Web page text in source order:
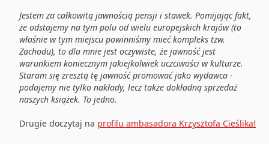
Jestem za całkowitą jawnością pensji i stawek. Pomijając fakt,
że odstajemy na tym polu od wielu europejskich krajów (to
właśnie w tym miejscu powinniśmy mieć kompleks tzw.
Zachodu), to dla mnie jest oczywiste, że jawność jest
warunkiem koniecznym jakiejkolwiek uczciwości w kulturze.
Staram się zresztą tę jawność promować jako wydawca -
podajemy nie tylko nakłady, lecz także dokładną sprzedaż
naszych książek. To jedno.
Drugie doczytaj na profilu ambasadora Krzysztofa Cieślika!